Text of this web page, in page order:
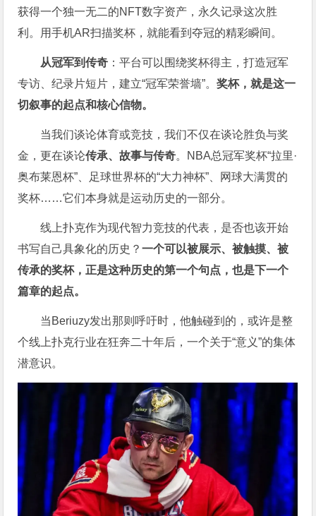
获得一个独一无二的NFT数字资产，永久记录这次胜
利。用手机AR扫描奖杯，就能看到夺冠的精彩瞬间。
从冠军到传奇 ：平台可以围绕奖杯得主，打造冠军
专访、纪录片短片，建立“冠军荣誉墙”。奖杯，就是这一
切叙事的起点和核心信物。
当我们谈论体育或竞技，我们不仅在谈论胜负与奖
金，更在谈论传承、故事与传奇。NBA总冠军奖杯“拉里·
奥布莱恩杯”、足球世界杯的“大力神杯”、网球大满贯的
奖杯……它们本身就是运动历史的一部分。
线上扑克作为现代智力竞技的代表，是否也该开始
书写自己具象化的历史？一个可以被展示、被触摸、被
传承的奖杯，正是这种历史的第一个句点，也是下一个
篇章的起点。
当Beriuzy发出那则呼吁时，他触碰到的，或许是整
个线上扑克行业在狂奔二十年后，一个关于“意义”的集体
潜意识。